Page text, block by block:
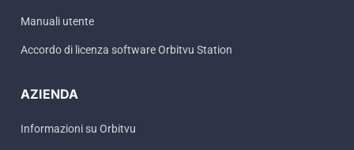
Manuali utente
Accordo di licenza software Orbitvu Station
AZIENDA
Informazioni su Orbitvu